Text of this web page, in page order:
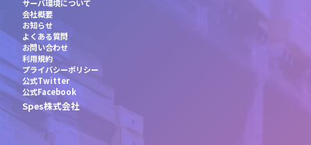
サーバ環境について
会社概要
お知らせ
よくある質問
お問い合わせ
利用規約
プライバシーポリシー
公式Twitter
公式Facebook
Spes株式会社